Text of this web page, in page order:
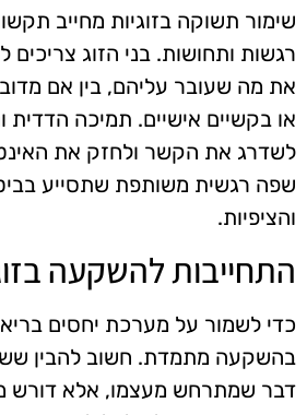
שימור תשוקה בזוגיות מחייב
רגשות ותחושות. בני הזוג
את מה שעובר עליהם, בין אם
או בקשיים אישיים. תמיכה הדדית
לשדרג את הקשר ולחזק את
שפה רגשית משותפת שתסייע
והציפיות.
התחייבות להשקעה
כדי לשמור על מערכת יחסים
בהשקעה מתמדת. חשוב להבין
דבר שמתרחש מעצמו, אלא דורש